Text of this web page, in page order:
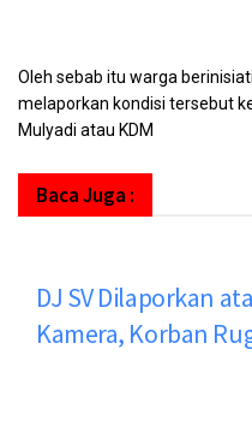
Oleh sebab itu warga
melaporkan kondisi tersebut
Mulyadi atau KDM
Baca Juga :
DJ SV Dilaporkan
Kamera, Korban